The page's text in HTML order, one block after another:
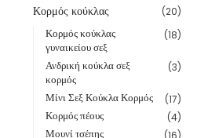
Κορμός κούκλας (20)
Κορμός κούκλας
γυναικείου σεξ
(18)
Ανδρική κούκλα σεξ
κορμός
(3)
Μίνι Σεξ Κούκλα Κορμός (17)
Κορμός πέους (4)
Μουνί τσέπης